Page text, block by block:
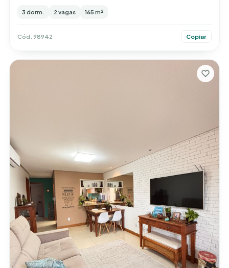
3 dorm. 2 vagas 165 m²
Cód. 98942 Copiar